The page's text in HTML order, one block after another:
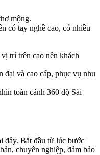
mộng.
có tay nghề cao, có nhiều
trí trên cao nên khách
và cao cấp, phục vụ nhu
toàn cảnh 360 độ Sài
đây. Bắt đầu từ lúc bước
chuyên nghiệp, đảm bảo